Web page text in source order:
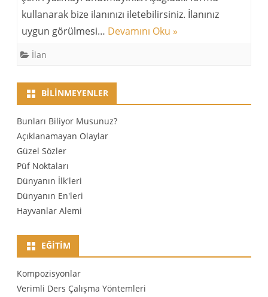
kullanarak bize ilanınızı iletebilirsiniz. İlanınız
uygun görülmesi… Devamını Oku »
İlan
BILINMEYENLER
Bunları Biliyor Musunuz?
Açıklanamayan Olaylar
Güzel Sözler
Püf Noktaları
Dünyanın İlk'leri
Dünyanın En'leri
Hayvanlar Alemi
EĞITIM
Kompozisyonlar
Verimli Ders Çalışma Yöntemleri